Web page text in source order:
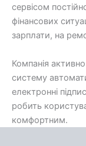
сервісом
фінансових
зарплати, на
Компанія
систему
електронні
робить
комфортним.